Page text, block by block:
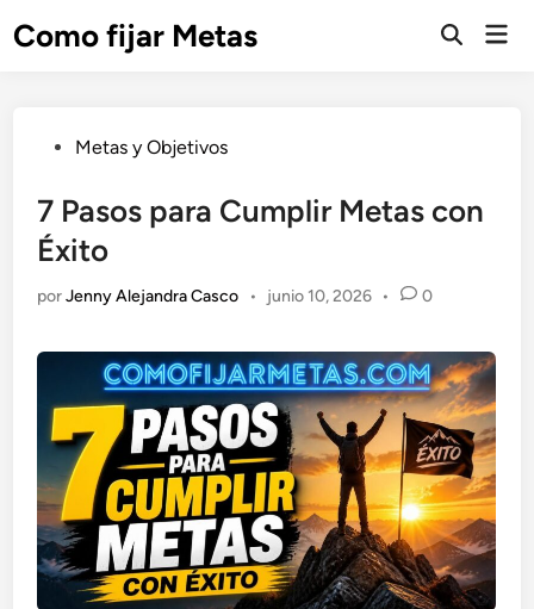
Como fijar Metas
Abrir
Publicado
Metas y Objetivos
7 Pasos para Cumplir Metas con
Éxito
porJenny Alejandra Casco • junio 10, 2026 • 0